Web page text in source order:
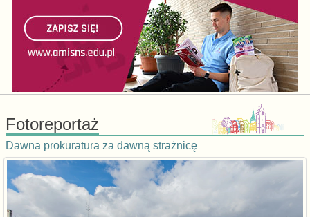
Fotoreportaż
Dawna prokuratura za dawną strażnicę